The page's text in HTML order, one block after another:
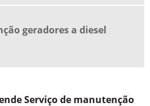
GRUPO GERADOR
PARA GERADORES
PARA GERADOR
geradores a diesel
Serviço de manutenção